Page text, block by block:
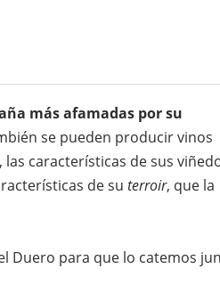
más afamadas por su
se pueden producir vinos
características de sus
de su terroir, que la
Duero para que lo catemos